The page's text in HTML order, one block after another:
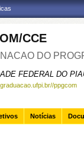
CCE
DO
FEDERAL DO
ppgcom
Notícias